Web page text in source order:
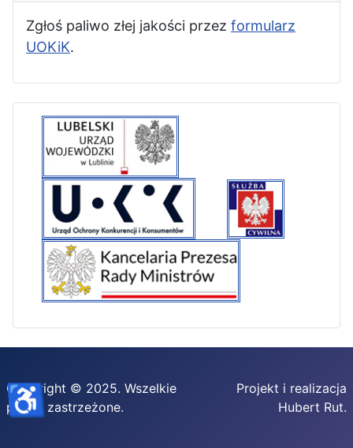
Zgłoś paliwo złej jakości przez formularz
UOKiK.
Copyright © 2025. Wszelkie
prawa zastrzeżone.
Projekt i realizacja
Hubert Rut.